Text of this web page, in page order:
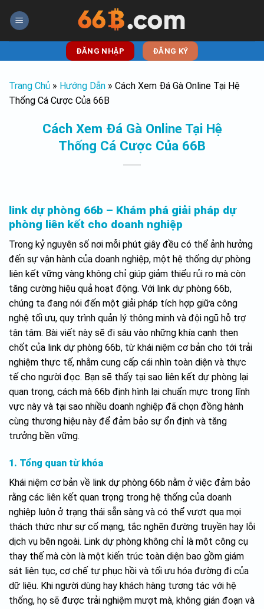
ĐĂNG NHẬP ĐĂNG KÝ
Trang Chủ » Hướng Dẫn » Cách Xem Đá Gà Online Tại Hệ
Thống Cá Cược Của 66B
Cách Xem Đá Gà Online Tại Hệ
Thống Cá Cược Của 66B
link dự phòng 66b – Khám phá giải pháp dự
phòng liên kết cho doanh nghiệp
Trong kỷ nguyên số nơi mỗi phút giây đều có thể ảnh hưởng
đến sự vận hành của doanh nghiệp, một hệ thống dự phòng
liên kết vững vàng không chỉ giúp giảm thiểu rủi ro mà còn
tăng cường hiệu quả hoạt động. Với link dự phòng 66b,
chúng ta đang nói đến một giải pháp tích hợp giữa công
nghệ tối ưu, quy trình quản lý thông minh và đội ngũ hỗ trợ
tận tâm. Bài viết này sẽ đi sâu vào những khía cạnh then
chốt của link dự phòng 66b, từ khái niệm cơ bản cho tới trải
nghiệm thực tế, nhằm cung cấp cái nhìn toàn diện và thực
tế cho người đọc. Bạn sẽ thấy tại sao liên kết dự phòng lại
quan trọng, cách mà 66b định hình lại chuẩn mực trong lĩnh
vực này và tại sao nhiều doanh nghiệp đã chọn đồng hành
cùng thương hiệu này để đảm bảo sự ổn định và tăng
trưởng bền vững.
1. Tổng quan từ khóa
Khái niệm cơ bản về link dự phòng 66b nằm ở việc đảm bảo
rằng các liên kết quan trọng trong hệ thống của doanh
nghiệp luôn ở trạng thái sẵn sàng và có thể vượt qua mọi
thách thức như sự cố mạng, tắc nghẽn đường truyền hay lỗi
dịch vụ bên ngoài. Link dự phòng không chỉ là một công cụ
thay thế mà còn là một kiến trúc toàn diện bao gồm giám
sát liên tục, cơ chế tự phục hồi và tối ưu hóa đường đi của
dữ liệu. Khi người dùng hay khách hàng tương tác với hệ
thống, họ sẽ được trải nghiệm mượt mà, không gián đoạn và